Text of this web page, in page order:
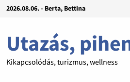
2026.08.06. - Berta, Bettina
Utazás,
Kikapcsolódás, turizmus, wellness